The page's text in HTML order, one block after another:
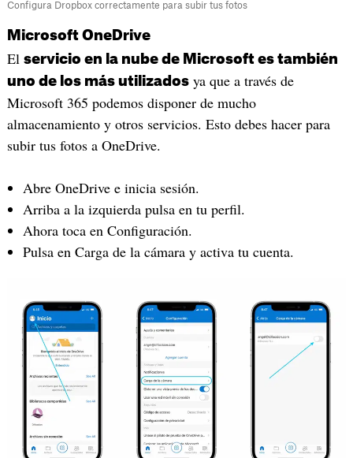
Configura Dropbox correctamente para subir tus fotos
Microsoft OneDrive
El servicio en la nube de Microsoft es también
uno de los más utilizadosya que a través de
Microsoft 365 podemos disponer de mucho
almacenamiento y otros servicios. Esto debes hacer para
subir tus fotos a OneDrive.
Abre OneDrive e inicia sesión.
Arriba a la izquierda pulsa en tu perfil.
Ahora toca en Configuración.
Pulsa en Carga de la cámara y activa tu cuenta.